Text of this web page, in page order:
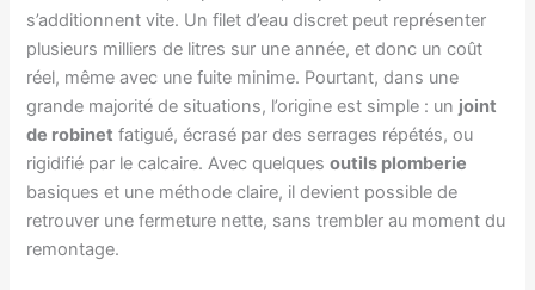
s’additionnent vite. Un filet d’eau discret peut représenter
plusieurs milliers de litres sur une année, et donc un coût
réel, même avec une fuite minime. Pourtant, dans une
grande majorité de situations, l’origine est simple : un joint
de robinet fatigué, écrasé par des serrages répétés, ou
rigidifié par le calcaire. Avec quelquesoutils plomberie
basiques et une méthode claire, il devient possible de
retrouver une fermeture nette, sans trembler au moment du
remontage.